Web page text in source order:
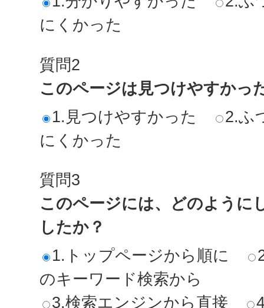
にくかった
質問2
このページは見つけやすかっ
1.見つけやすかった
2.ふ
にくかった
質問3
このページには、どのように
したか？
1.トップページから順に
のキーワード検索から
3.検索エンジンから直接